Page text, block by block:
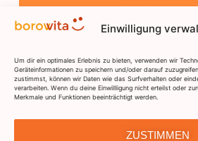
Einwilligung
Um dir ein optimales Erlebnis zu bieten, verwenden wir
Geräteinformationen zu speichern und/oder darauf
zustimmst, können wir Daten wie das Surfverhalten oder
verarbeiten. Wenn du deine Einwillligung nicht erteilst oder
Merkmale und Funktionen beeinträchtigt werden.
ZUSTIMMEN
DSGVO IMPRESSUM